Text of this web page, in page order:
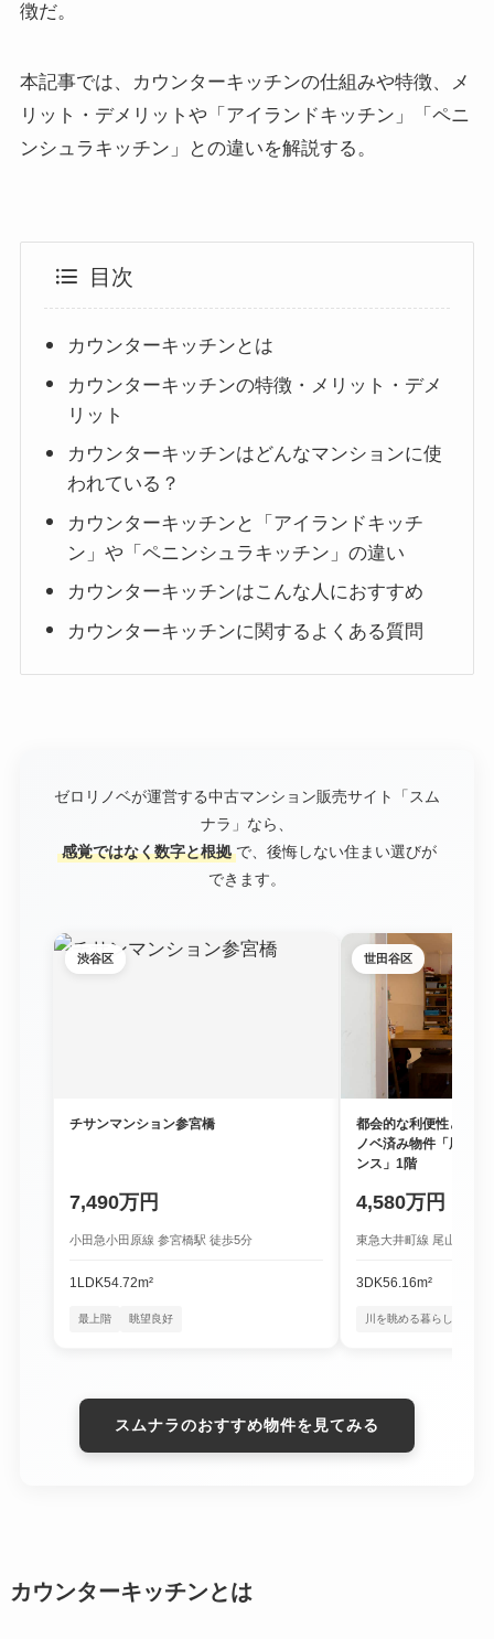
徴だ。
本記事では、カウンターキッチンの仕組みや特徴、メ
リット・デメリットや「アイランドキッチン」「ペニ
ンシュラキッチン」との違いを解説する。
目次
カウンターキッチンとは
カウンターキッチンの特徴・メリット・デメ
リット
カウンターキッチンはどんなマンションに使
われている？
カウンターキッチンと「アイランドキッチ
ン」や「ペニンシュラキッチン」の違い
カウンターキッチンはこんな人におすすめ
カウンターキッチンに関するよくある質問
ゼロリノベが運営する中古マンション販売サイト「スム
ナラ」なら、
感覚ではなく数字と根拠 で、後悔しない住まい選びが
できます。
渋谷区
チサンマンション参宮橋
7,490万円
小田急小田原線 参宮橋駅 徒歩5分
1LDK54.72m²
最上階 眺望良好
世田谷区
都会的な利便性と豊か
ノベ済み物件「尾山台
ンス」1階
4,580万円
東急大井町線 尾山台駅
3DK56.16m²
川を眺める暮らし
スムナラのおすすめ物件を見てみる
カウンターキッチンとは